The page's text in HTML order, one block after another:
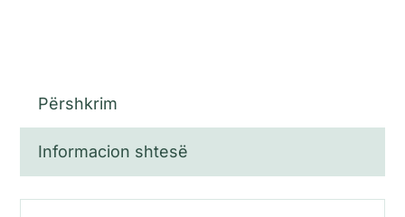
Përshkrim
Informacion shtesë